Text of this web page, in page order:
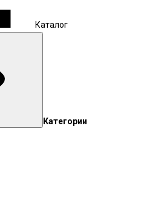
Каталог
Категории